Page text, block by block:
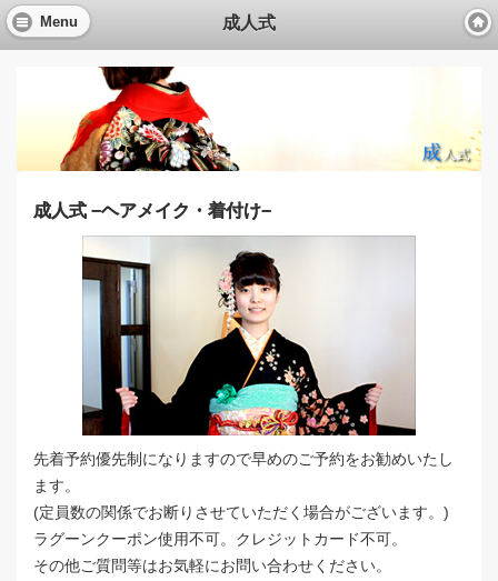
Menu 成人式
成人式 −ヘアメイク・着付け−
先着予約優先制になりますので早めのご予約をお勧めいたし
ます。
(定員数の関係でお断りさせていただく場合がございます。)
ラグーンクーポン使用不可。クレジットカード不可。
その他ご質問等はお気軽にお問い合わせください。